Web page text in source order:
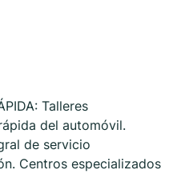
Talleres
del automóvil.
de servicio
Centros especializados